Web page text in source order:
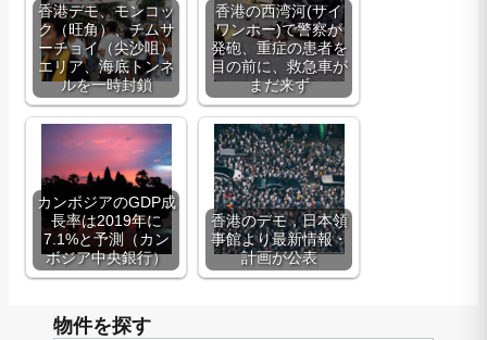
香港デモ、モンコッ
ク（旺角）、チムサ
ーチョイ（尖沙咀）
エリア、海底トンネ
ルを一時封鎖
香港の西湾河(サイ
ワンホー)で警察が
発砲、重症の患者を
目の前に、救急車が
まだ来ず
カンボジアのGDP成
長率は2019年に
7.1%と予測（カン
ボジア中央銀行）
香港のデモ，日本領
事館より最新情報・
計画が公表
物件を探す